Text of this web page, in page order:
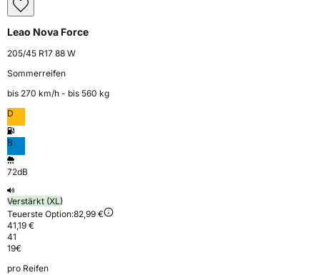
Leao Nova Force
205/45 R17 88 W
Sommerreifen
bis 270 km⁠/⁠h - bis 560 kg
D
B
72dB
Verstärkt (XL)
Teuerste Option:82,99 €
41,19 €
41
19€
pro Reifen